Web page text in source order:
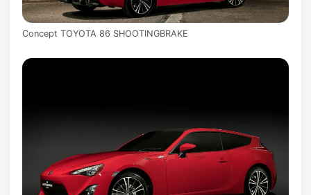
Concept TOYOTA 86 SHOOTINGBRAKE